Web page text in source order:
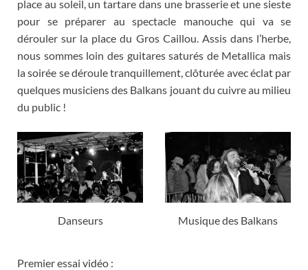
place au soleil, un tartare dans une brasserie et une sieste
pour se préparer au spectacle manouche qui va se
dérouler sur la place du Gros Caillou. Assis dans l’herbe,
nous sommes loin des guitares saturés de Metallica mais
la soirée se déroule tranquillement,clôturée avec éclat par
quelques musiciens des Balkans jouant du cuivre au milieu
du public !
Danseurs Musique des Balkans
Premier essai vidéo :